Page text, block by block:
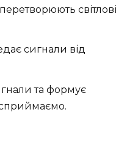
світлові
сигнали від
та формує